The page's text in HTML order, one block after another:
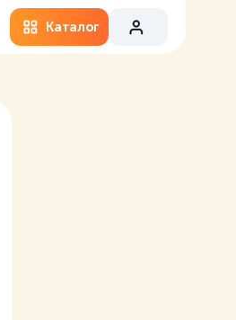
Каталог